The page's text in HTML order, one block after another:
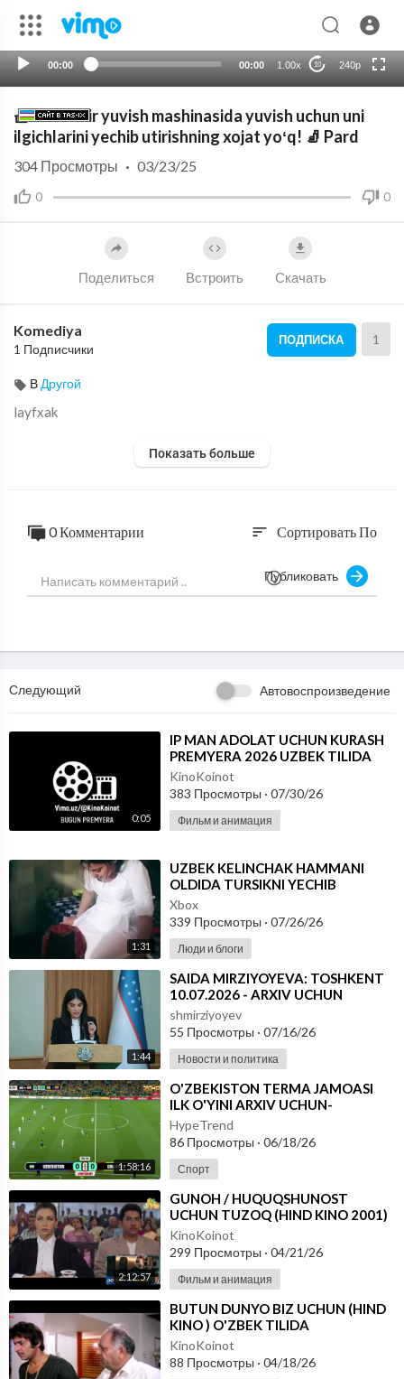
00:00 00:00 1.00x 10 240p
HD
🧺 Parda kir yuvish mashinasida yuvish uchun uni
ilgichlarini yechib utirishning xojat yoʻq! 🧦 Pard
0 0
304 Просмотры · 03/23/25
Поделиться Встроить Скачать
Komediya
1 Подписчики
ПОДПИСКА 1
В Другой
layfxak
Показать больше
0 Комментарии sort Сортировать По
Публиковать
Следующий Автовоспроизведение
0:05
⁣IP MAN ADOLAT UCHUN KURASH
PREMYERA 2026 UZBEK TILIDA
KinoKoinot
383 Просмотры · 07/30/26
Фильм и анимация
1:31
⁣UZBEK KELINCHAK HAMMANI
OLDIDA TURSIKNI YECHIB
TASHLADI
Xbox
339 Просмотры · 07/26/26
Люди и блоги
1:44
⁣⁣SAIDA MIRZIYOYEVA: TOSHKENT
10.07.2026 - ARXIV UCHUN
shmirziyoyev
55 Просмотры · 07/16/26
Новости и политика
1:58:16
⁣O'ZBEKISTON TERMA JAMOASI
ILK O'YINI ARXIV UCHUN-
FUTBOOL BO'YICHA JAHON
CHEMPIONATI
HypeTrend
86 Просмотры · 06/18/26
Спорт
2:12:57
⁣GUNOH / HUQUQSHUNOST
UCHUN TUZOQ (HIND KINO 2001)
UZBEK TILIDA
KinoKoinot
299 Просмотры · 04/21/26
Фильм и анимация
⁣BUTUN DUNYO BIZ UCHUN (HIND
KINO ) O'ZBEK TILIDA
KinoKoinot
88 Просмотры · 04/18/26